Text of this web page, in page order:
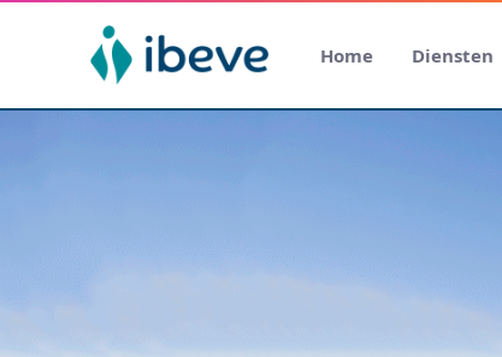
Home Diensten